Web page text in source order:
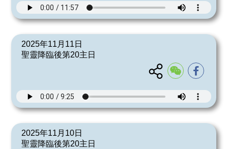
2025年11月11日
聖靈降臨後第20主日
2025年11月10日
聖靈降臨後第20主日